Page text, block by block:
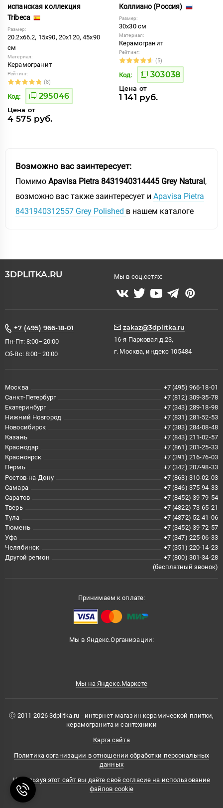
испанская коллекция
Tribeca
Размер:
20.2x66.2, 15x90, 20x120, 45x90
см
Материал:
Керамогранит
Рейтинг:
(8)
Код: 295046
Цена от
4 575 руб.
Коллиано (Россия)
Размер:
30x30 см
Материал:
Керамогранит
Рейтинг:
(5)
Код: 303038
Цена от
1 141 руб.
Возможно вас заинтересует:
Помимо Apavisa Pietra 8431940314445 Grey Natural,
возможно вас также заинтересует и Apavisa Pietra
8431940312557 Grey Polished в нашем каталоге
3DPLITKA.RU Мы в соц.сетях:
+7 (495) 966-18-01
Пн-Пт: 8:00–20:00
Сб-Вс: 8:00–20:00
zakaz@3dplitka.ru
16-я Парковая д.23,
г. Москва, индекс 105484
Москва
+7 (495) 966-18-01
Санкт-Петербург
+7 (812) 309-35-78
Екатеринбург
+7 (343) 289-18-98
Нижний Новгород
+7 (831) 281-52-53
Новосибирск
+7 (383) 284-08-48
Казань
+7 (843) 211-02-57
Краснодар
+7 (861) 201-25-33
Красноярск
+7 (391) 216-76-03
Пермь
+7 (342) 207-98-33
Ростов-на-Дону
+7 (863) 310-02-03
Самара
+7 (846) 375-94-33
Саратов
+7 (8452) 39-79-54
Тверь
+7 (4822) 73-65-21
Тула
+7 (4872) 52-41-06
Тюмень
+7 (3452) 39-72-57
Уфа
+7 (347) 225-06-33
Челябинск
+7 (351) 220-14-23
Другой регион
+7 (800) 301-34-28
(бесплатный звонок)
Принимаем к оплате:
Мы в Яндекс.Организации:
Мы на Яндекс.Маркете
Ⓒ 2011-2026 3dplitka.ru - интернет-магазин керамической плитки,
керамогранита и сантехники
Карта сайта
Политика организации в отношении обработки персональных
данных
Используя этот сайт вы даёте своё согласие на использование
файлов cookie